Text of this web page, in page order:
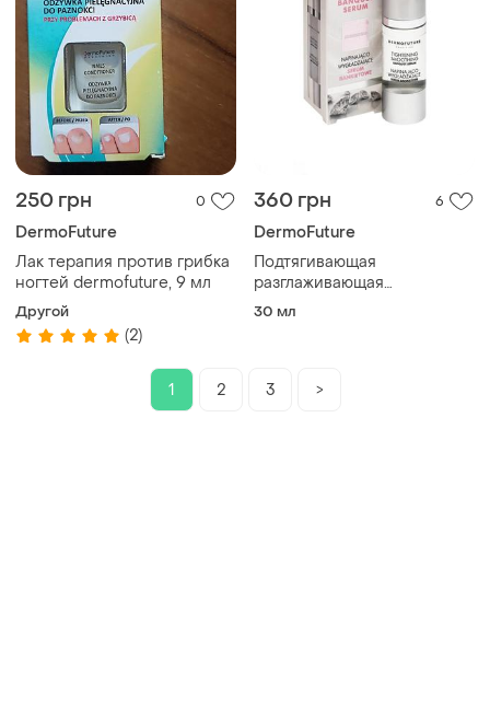
250 грн 0
DermoFuture
Лак терапия против грибка
ногтей dermofuture, 9 мл
Другой
(2)
360 грн 6
DermoFuture
Подтягивающая
разглаживающая
концентрат - сыворотка
30 мл
1 2 3 >